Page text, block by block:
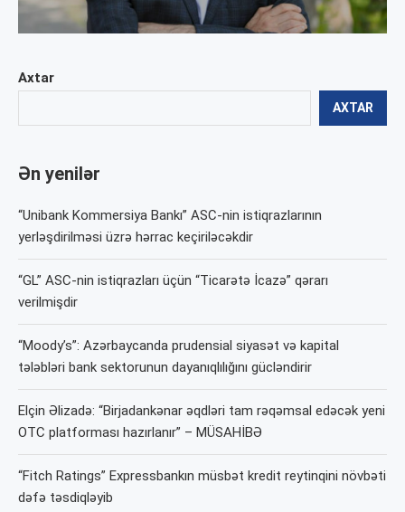
Axtar
AXTAR
Ən yenilər
“Unibank Kommersiya Bankı” ASC-nin istiqrazlarının
yerləşdirilməsi üzrə hərrac keçiriləcəkdir
“GL” ASC-nin istiqrazları üçün “Ticarətə İcazə” qərarı
verilmişdir
“Moody’s”: Azərbaycanda prudensial siyasət və kapital
tələbləri bank sektorunun dayanıqlılığını gücləndirir
Elçin Əlizadə: “Birjadankənar əqdləri tam rəqəmsal edəcək yeni
OTC platforması hazırlanır” – MÜSAHİBƏ
“Fitch Ratings” Expressbankın müsbət kredit reytinqini növbəti
dəfə təsdiqləyib